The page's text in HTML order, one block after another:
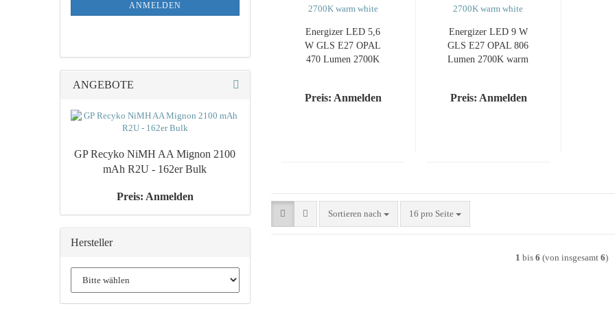
En­er­gi­zer LED 5,6
W GLS E27 OPAL
470 Lumen 2700K
Preis: Anmelden
En­er­gi­zer LED 9 W
GLS E27 OPAL 806
Lumen 2700K warm
Preis: Anmelden
Sortieren nach
Sortieren nach 16 pro Seite
pro Seite
1 bis 6 (von insgesamt 6)
ANMELDEN
ANGEBOTE
GP Re­cy­ko NiMH AA Mi­gnon 2100
mAh R2U - 162er Bulk
Preis: Anmelden
Hersteller